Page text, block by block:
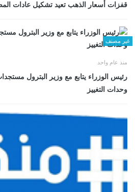
قفزات أسعار الذهب تعيد تشكيل عادات
غير مصنف
منذ عام واحد
رئيس الوزراء يتابع مع وزير البترول
وحدات التغييز